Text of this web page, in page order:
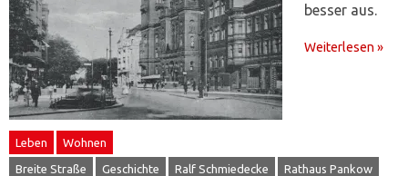
besser aus.
Weiterlesen »
Leben Wohnen
Breite Straße Geschichte Ralf Schmiedecke Rathaus Pankow